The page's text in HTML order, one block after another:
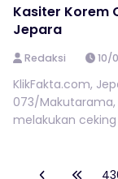
Kasiter Korem
Jepara
Redaksi 10/
KlikFakta.com,
073/Makutarama,
melakukan ceking